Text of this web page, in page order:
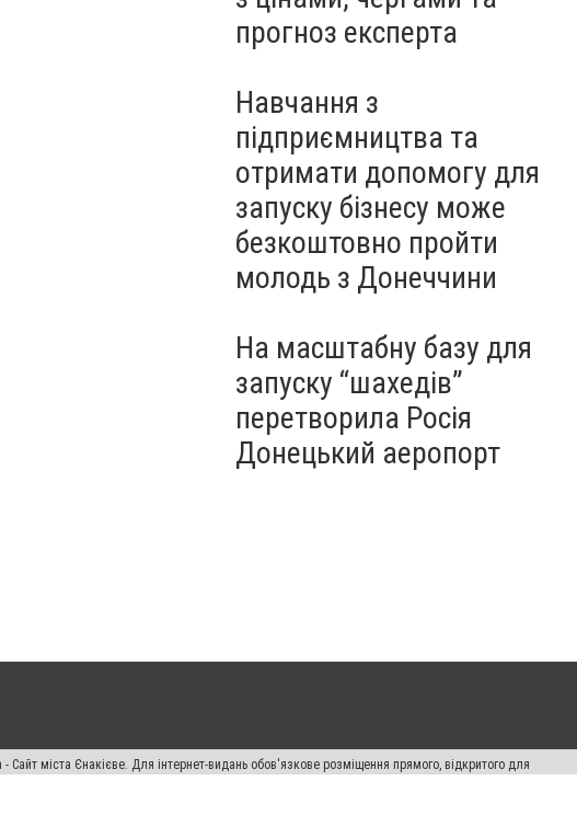
прогноз експерта
Навчання з
підприємництва та
отримати допомогу для
запуску бізнесу може
безкоштовно пройти
молодь з Донеччини
На масштабну базу для
запуску “шахедів”
перетворила Росія
Донецький аеропорт
міста Єнакієве. Для інтернет-видань обов'язкове розміщення прямого, відкритого для